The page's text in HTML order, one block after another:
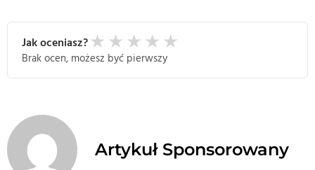
Jak oceniasz? ★ ★ ★ ★ ★
Brak ocen, możesz być pierwszy
Artykuł Sponsorowany